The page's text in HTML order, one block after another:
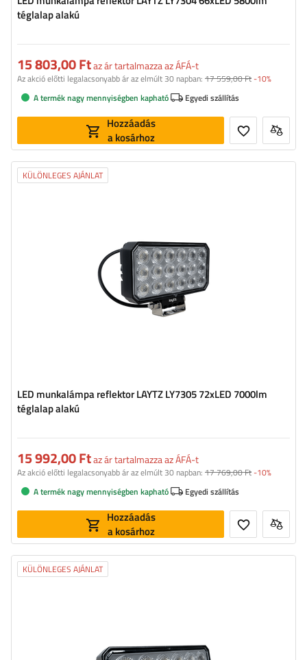
téglalap alakú
15 803,00 Ftaz ár tartalmazza az ÁFÁ-t
Az akció előtti legalacsonyabb ár az elmúlt 30 napban: 17 559,00 Ft-10%
A termék nagy mennyiségben kapható
Egyedi szállítás
Hozzáadás
a kosárhoz
KÜLÖNLEGES AJÁNLAT
LED munkalámpa reflektor LAYTZ LY7305 72xLED 7000lm
téglalap alakú
Fényáram:
15 992,00 Ftaz ár tartalmazza az ÁFÁ-t
Az akció előtti legalacsonyabb ár az elmúlt 30 napban: 17 769,00 Ft-10%
A termék nagy mennyiségben kapható
Egyedi szállítás
Hozzáadás
a kosárhoz
KÜLÖNLEGES AJÁNLAT
Fényáram: